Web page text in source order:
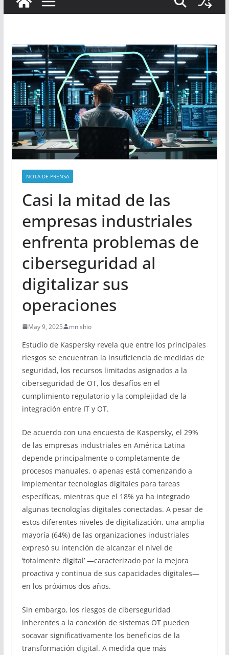
NOTA DE PRENSA
Casi la mitad de las
empresas industriales
enfrenta problemas de
ciberseguridad al
digitalizar sus
operaciones
May 9, 2025 mnishio
Estudio de Kaspersky revela que entre los principales
riesgos se encuentran la insuficiencia de medidas de
seguridad, los recursos limitados asignados a la
ciberseguridad de OT, los desafíos en el
cumplimiento regulatorio y la complejidad de la
integración entre IT y OT.
De acuerdo con una encuesta de Kaspersky, el 29%
de las empresas industriales en América Latina
depende principalmente o completamente de
procesos manuales, o apenas está comenzando a
implementar tecnologías digitales para tareas
específicas, mientras que el 18% ya ha integrado
algunas tecnologías digitales conectadas. A pesar de
estos diferentes niveles de digitalización, una amplia
mayoría (64%) de las organizaciones industriales
expresó su intención de alcanzar el nivel de
‘totalmente digital’ —caracterizado por la mejora
proactiva y continua de sus capacidades digitales—
en los próximos dos años.
Sin embargo, los riesgos de ciberseguridad
inherentes a la conexión de sistemas OT pueden
socavar significativamente los beneficios de la
transformación digital. A medida que más